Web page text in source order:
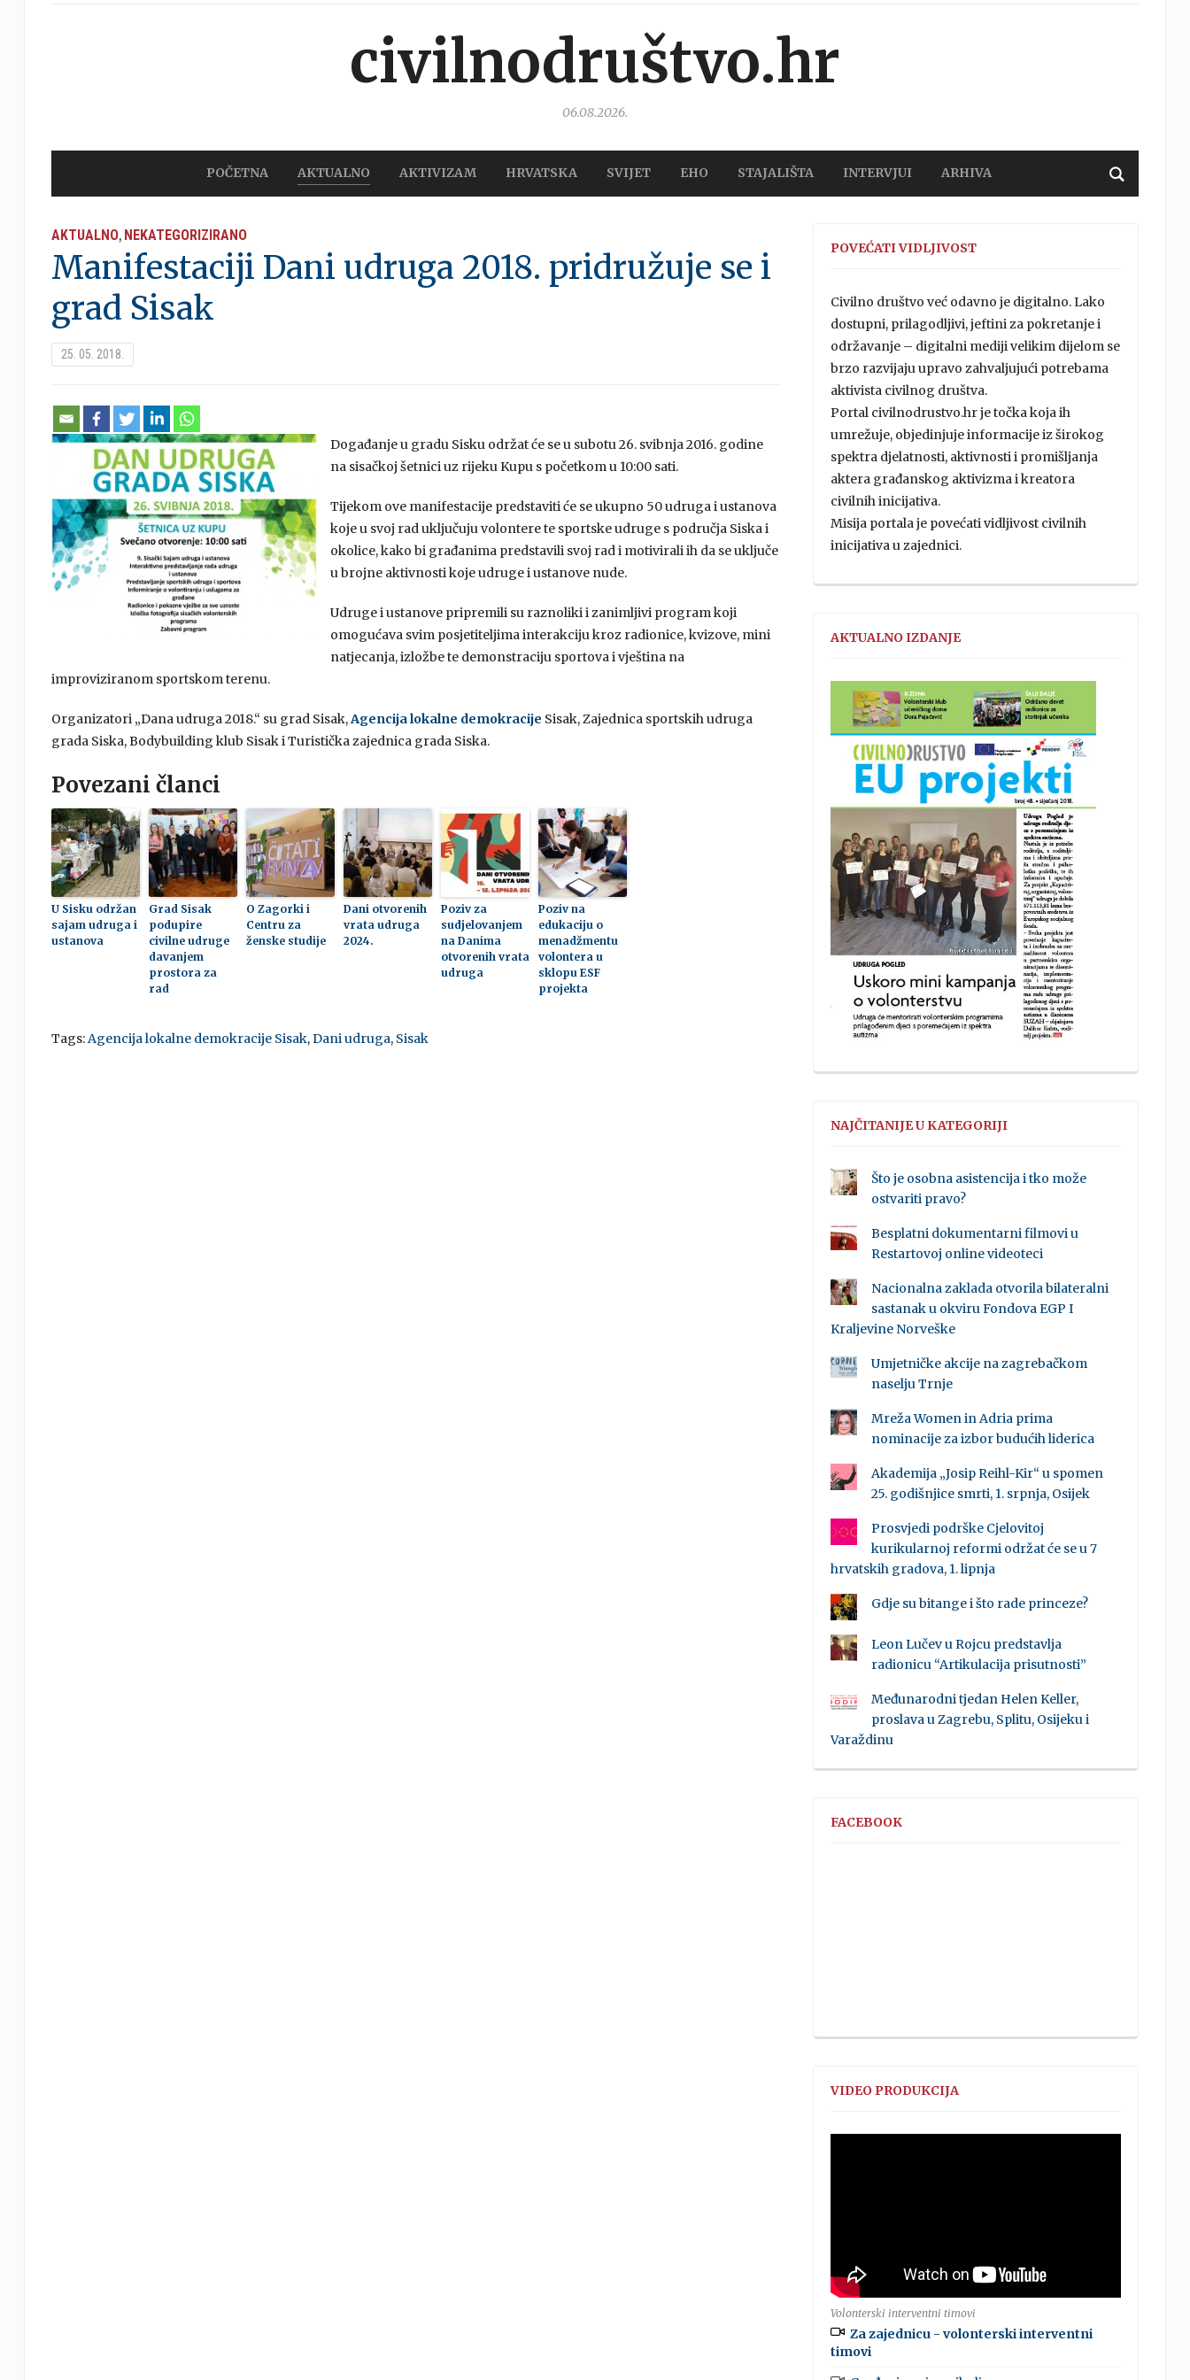
civilnodruštvo.hr
06.08.2026.
POČETNA AKTUALNO AKTIVIZAM HRVATSKA SVIJET EHO STAJALIŠTA INTERVJUI ARHIVA
AKTUALNO, NEKATEGORIZIRANO
Manifestaciji Dani udruga 2018. pridružuje se i
grad Sisak
25. 05. 2018.
Događanje u gradu Sisku održat će se u subotu 26. svibnja 2016. godine
na sisačkoj šetnici uz rijeku Kupu s početkom u 10:00 sati.
Tijekom ove manifestacije predstaviti će se ukupno 50 udruga i ustanova
koje u svoj rad uključuju volontere te sportske udruge s područja Siska i
okolice, kako bi građanima predstavili svoj rad i motivirali ih da se uključe
u brojne aktivnosti koje udruge i ustanove nude.
Udruge i ustanove pripremili su raznoliki i zanimljivi program koji
omogućava svim posjetiteljima interakciju kroz radionice, kvizove, mini
natjecanja, izložbe te demonstraciju sportova i vještina na
improviziranom sportskom terenu.
Organizatori „Dana udruga 2018.“ su grad Sisak,Agencija lokalne demokracije Sisak, Zajednica sportskih udruga
grada Siska, Bodybuilding klub Sisak i Turistička zajednica grada Siska.
Povezani članci
U Sisku održan
sajam udruga i
ustanova
Grad Sisak
podupire
civilne udruge
davanjem
prostora za
rad
O Zagorki i
Centru za
ženske studije
Dani otvorenih
vrata udruga
2024.
Poziv za
sudjelovanjem
na Danima
otvorenih vrata
udruga
Poziv na
edukaciju o
menadžmentu
volontera u
sklopu ESF
projekta
Tags:Agencija lokalne demokracije Sisak,Dani udruga, Sisak
POVEĆATI VIDLJIVOST
Civilno društvo već odavno je digitalno. Lako
dostupni, prilagodljivi, jeftini za pokretanje i
održavanje – digitalni mediji velikim dijelom se
brzo razvijaju upravo zahvaljujući potrebama
aktivista civilnog društva.
Portal civilnodrustvo.hr je točka koja ih
umrežuje, objedinjuje informacije iz širokog
spektra djelatnosti, aktivnosti i promišljanja
aktera građanskog aktivizma i kreatora
civilnih inicijativa.
Misija portala je povećati vidljivost civilnih
inicijativa u zajednici.
AKTUALNO IZDANJE
NAJČITANIJE U KATEGORIJI
Što je osobna asistencija i tko može
ostvariti pravo?
Besplatni dokumentarni filmovi u
Restartovoj online videoteci
Nacionalna zaklada otvorila bilateralni
sastanak u okviru Fondova EGP I
Kraljevine Norveške
Umjetničke akcije na zagrebačkom
naselju Trnje
Mreža Women in Adria prima
nominacije za izbor budućih liderica
Akademija „Josip Reihl-Kir“ u spomen
25. godišnjice smrti, 1. srpnja, Osijek
Prosvjedi podrške Cjelovitoj
kurikularnoj reformi održat će se u 7
hrvatskih gradova, 1. lipnja
Gdje su bitange i što rade princeze?
Leon Lučev u Rojcu predstavlja
radionicu “Artikulacija prisutnosti”
Međunarodni tjedan Helen Keller,
proslava u Zagrebu, Splitu, Osijeku i
Varaždinu
FACEBOOK
VIDEO PRODUKCIJA
Volonterski interventni timovi
Za zajednicu - volonterski interventni
timovi